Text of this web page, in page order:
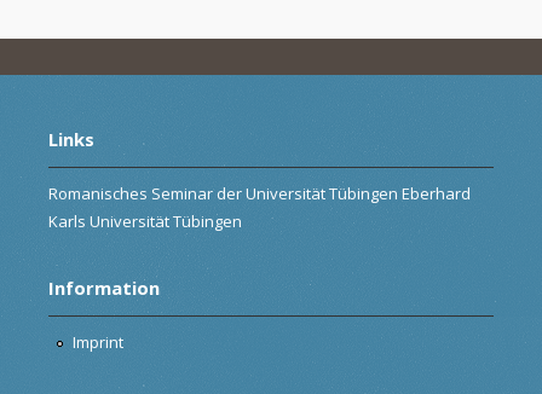
Links
Romanisches Seminar der Universität Tübingen Eberhard
Karls Universität Tübingen
Information
Imprint